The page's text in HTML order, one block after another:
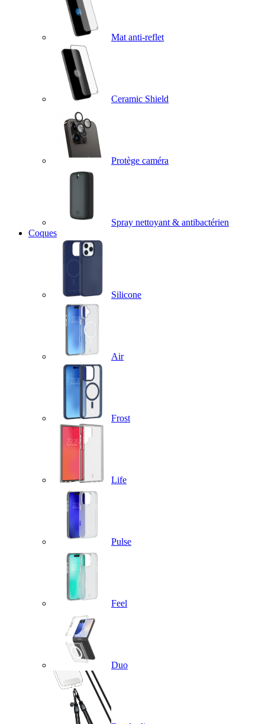
Mat anti-reflet
Ceramic Shield
Protège caméra
Spray nettoyant & antibactérien
Coques
Silicone
Air
Frost
Life
Pulse
Feel
Duo